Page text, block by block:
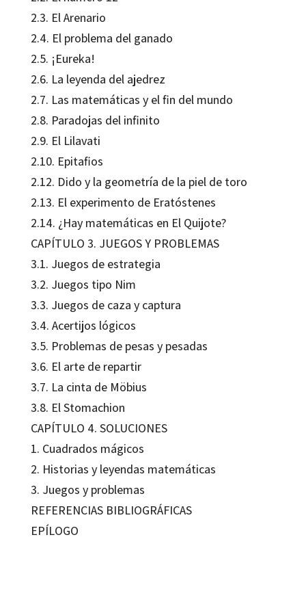
2.3. El Arenario
2.4. El problema del ganado
2.5. ¡Eureka!
2.6. La leyenda del ajedrez
2.7. Las matemáticas y el fin del mundo
2.8. Paradojas del infinito
2.9. El Lilavati
2.10. Epitafios
2.12. Dido y la geometría de la piel de toro
2.13. El experimento de Eratóstenes
2.14. ¿Hay matemáticas en El Quijote?
CAPÍTULO 3. JUEGOS Y PROBLEMAS
3.1. Juegos de estrategia
3.2. Juegos tipo Nim
3.3. Juegos de caza y captura
3.4. Acertijos lógicos
3.5. Problemas de pesas y pesadas
3.6. El arte de repartir
3.7. La cinta de Möbius
3.8. El Stomachion
CAPÍTULO 4. SOLUCIONES
1. Cuadrados mágicos
2. Historias y leyendas matemáticas
3. Juegos y problemas
REFERENCIAS BIBLIOGRÁFICAS
EPÍLOGO